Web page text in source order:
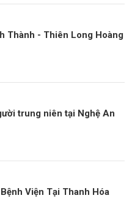
– Phòng Trọ Chuyên
Thành - Thiên Long Hoàng
trung niên tại Nghệ An